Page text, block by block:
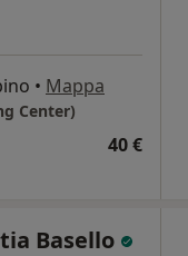
• Mappa
Center)
40 €
Basello